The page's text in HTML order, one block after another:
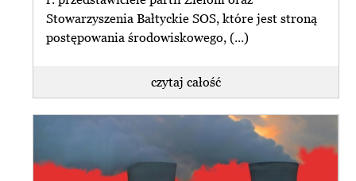
Stowarzyszenia Bałtyckie SOS, które jest stroną
postępowania środowiskowego, (...)
czytaj całość